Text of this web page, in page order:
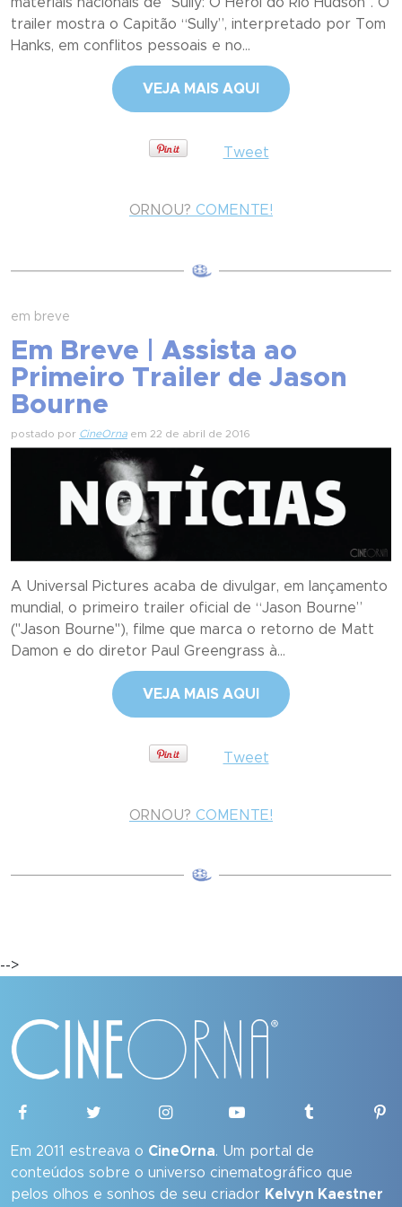
trailer mostra o Capitão “Sully”, interpretado por Tom
Hanks, em conflitos pessoais e no...
VEJA MAIS AQUI
Tweet
ORNOU? COMENTE!
em breve
Em Breve | Assista ao
Primeiro Trailer de Jason
Bourne
postado por CineOrna em 22 de abril de 2016
A Universal Pictures acaba de divulgar, em lançamento
mundial, o primeiro trailer oficial de “Jason Bourne”
("Jason Bourne"), filme que marca o retorno de Matt
Damon e do diretor Paul Greengrass à...
VEJA MAIS AQUI
Tweet
ORNOU? COMENTE!
-->
Em 2011 estreava o CineOrna. Um portal de
conteúdos sobre o universo cinematográfico que
pelos olhos e sonhos de seu criador Kelvyn Kaestner